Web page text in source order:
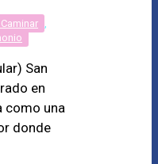
San
en
como una
donde